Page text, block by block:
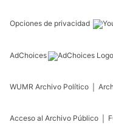
Opciones de privacidad
AdChoices
WUMR Archivo Político
Acceso al Archivo Público